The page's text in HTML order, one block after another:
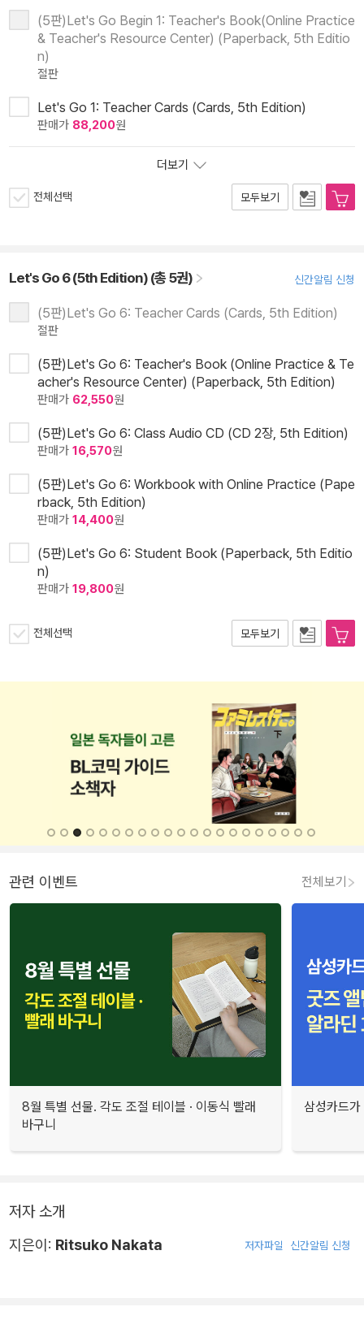
(5판)Let's Go Begin 1: Teacher's Book(Online Practice
& Teacher's Resource Center) (Paperback, 5th Editio
n)
절판
Let's Go 1: Teacher Cards (Cards, 5th Edition)
판매가 88,200원
더보기
전체선택 모두보기
Let's Go 6 (5th Edition) (총 5권) 신간알림 신청
(5판)Let's Go 6: Teacher Cards (Cards, 5th Edition)
절판
(5판)Let's Go 6: Teacher's Book (Online Practice & Te
acher's Resource Center) (Paperback, 5th Edition)
판매가 62,550원
(5판)Let's Go 6: Class Audio CD (CD 2장, 5th Edition)
판매가 16,570원
(5판)Let's Go 6: Workbook with Online Practice (Pape
rback, 5th Edition)
판매가 14,400원
(5판)Let's Go 6: Student Book (Paperback, 5th Editio
n)
판매가 19,800원
전체선택 모두보기
관련 이벤트 전체보기
8월 특별 선물. 각도 조절 테이블 · 이동식 빨래
바구니
삼성카드
저자 소개
지은이: Ritsuko Nakata 저자파일 신간알림 신청